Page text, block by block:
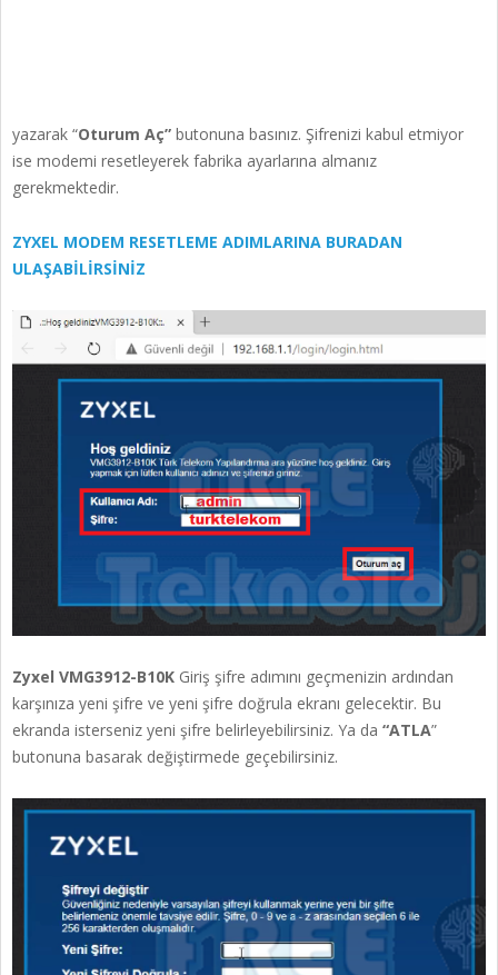
yazarak “Oturum Aç” butonuna basınız. Şifrenizi kabul etmiyor
ise modemi resetleyerek fabrika ayarlarına almanız
gerekmektedir.
ZYXEL MODEM RESETLEME ADIMLARINA BURADAN
ULAŞABİLİRSİNİZ
Zyxel VMG3912-B10K Giriş şifre adımını geçmenizin ardından
karşınıza yeni şifre ve yeni şifre doğrula ekranı gelecektir. Bu
ekranda isterseniz yeni şifre belirleyebilirsiniz. Ya da “ATLA”
butonuna basarak değiştirmede geçebilirsiniz.